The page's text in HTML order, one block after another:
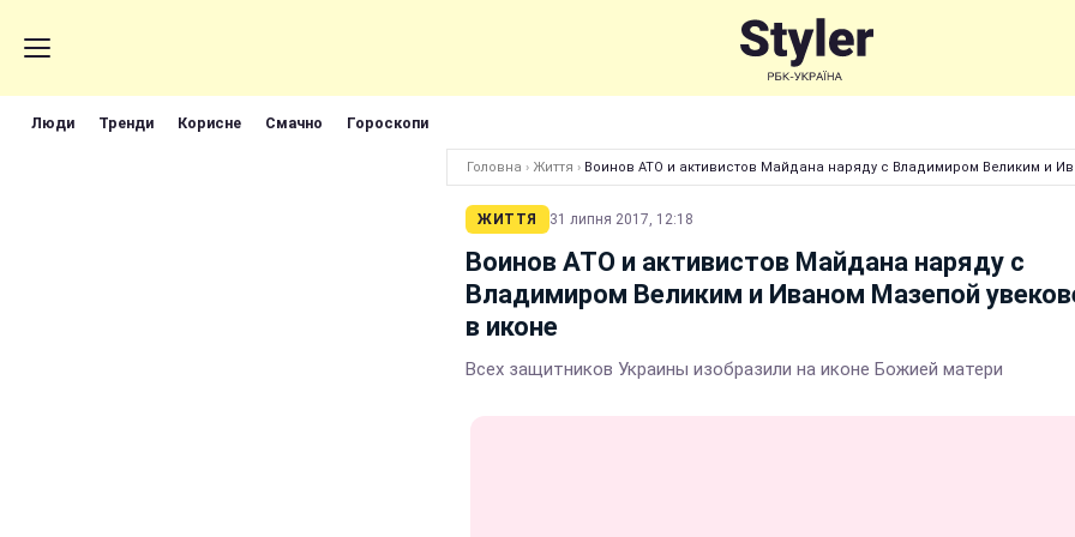
Люди Тренди Корисне Смачно Гороскопи
Головна › Життя › Воинов АТО и активистов Майдана наряду с Владимиром Великим и
ЖИТТЯ 31 липня 2017, 12:18
Воинов АТО и активистов Майдана наряду с
Владимиром Великим и Иваном Мазепой
в иконе
Всех защитников Украины изобразили на иконе Божией матери